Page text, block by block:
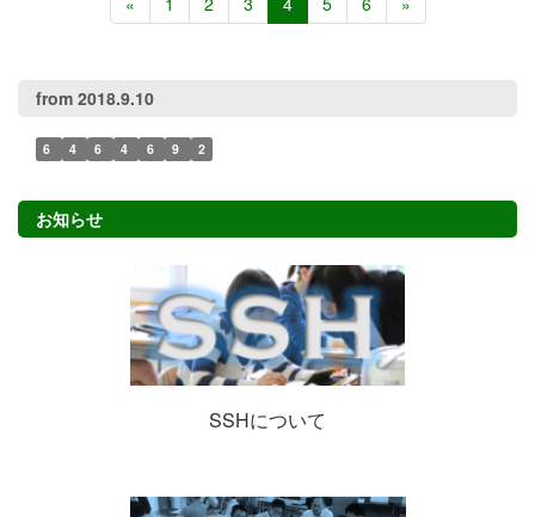
from 2018.9.10
6 4 6 4 6 9 2
お知らせ
SSHについて